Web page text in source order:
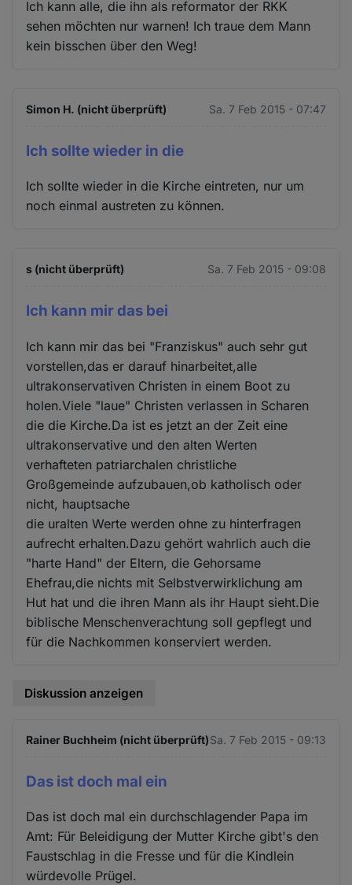
Ich kann alle, die ihn als reformator der RKK
sehen möchten nur warnen! Ich traue dem Mann
kein bisschen über den Weg!
Simon H. (nicht überprüft) Sa. 7 Feb 2015 - 07:47
Ich sollte wieder in die
Ich sollte wieder in die Kirche eintreten, nur um
noch einmal austreten zu können.
s (nicht überprüft) Sa. 7 Feb 2015 - 09:08
Ich kann mir das bei
Ich kann mir das bei "Franziskus" auch sehr gut
vorstellen,das er darauf hinarbeitet,alle
ultrakonservativen Christen in einem Boot zu
holen.Viele "laue" Christen verlassen in Scharen
die die Kirche.Da ist es jetzt an der Zeit eine
ultrakonservative und den alten Werten
verhafteten patriarchalen christliche
Großgemeinde aufzubauen,ob katholisch oder
nicht, hauptsache
die uralten Werte werden ohne zu hinterfragen
aufrecht erhalten.Dazu gehört wahrlich auch die
"harte Hand" der Eltern, die Gehorsame
Ehefrau,die nichts mit Selbstverwirklichung am
Hut hat und die ihren Mann als ihr Haupt sieht.Die
biblische Menschenverachtung soll gepflegt und
für die Nachkommen konserviert werden.
Diskussion anzeigen
Rainer Buchheim (nicht überprüft)Sa. 7 Feb 2015 - 09:13
Das ist doch mal ein
Das ist doch mal ein durchschlagender Papa im
Amt: Für Beleidigung der Mutter Kirche gibt's den
Faustschlag in die Fresse und für die Kindlein
würdevolle Prügel.